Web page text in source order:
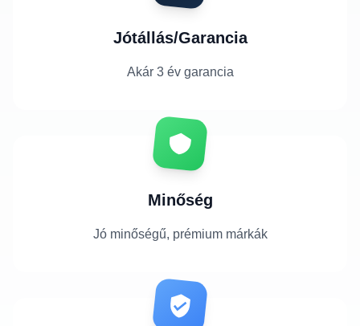
Jótállás/Garancia
Akár 3 év garancia
Minőség
Jó minőségű, prémium márkák